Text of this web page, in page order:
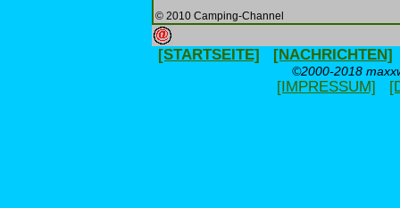
© 2010 Camping-Channel
[STARTSEITE] [NACHRICHTEN]
©2000-2018
[IMPRESSUM]